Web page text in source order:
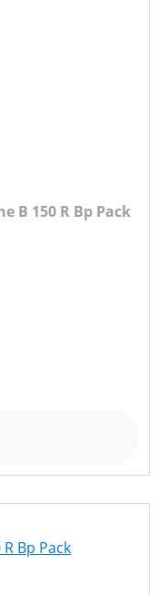
B 150 R Bp Pack